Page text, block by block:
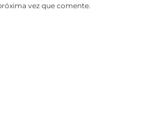
vez que comente.